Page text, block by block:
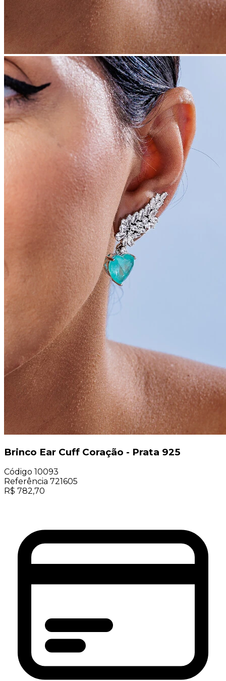
Brinco Ear Cuff Coração - Prata 925
Código 10093
Referência 721605
R$ 782,70